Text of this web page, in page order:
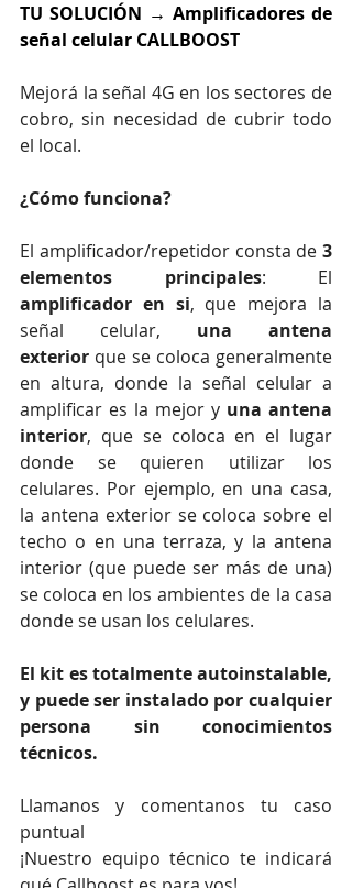
TU SOLUCIÓN → Amplificadores de
señal celular CALLBOOST
Mejorá la señal 4G en los sectores de
cobro, sin necesidad de cubrir todo
el local.
¿Cómo funciona?
El amplificador/repetidor consta de 3
elementos principales
amplificador en si, que mejora la
señal celular, una antena
exterior que se coloca generalmente
en altura, donde la señal celular a
amplificar es la mejor y una antena
interior, que se coloca en el lugar
donde se quieren utilizar los
celulares. Por ejemplo, en una casa,
la antena exterior se coloca sobre el
techo o en una terraza, y la antena
interior (que puede ser más de una)
se coloca en los ambientes de la casa
donde se usan los celulares.
El kit es totalmente autoinstalable,
y puede ser instalado por cualquier
persona sin conocimientos
técnicos.
Llamanos y comentanos tu caso
puntual
¡Nuestro equipo técnico te indicará